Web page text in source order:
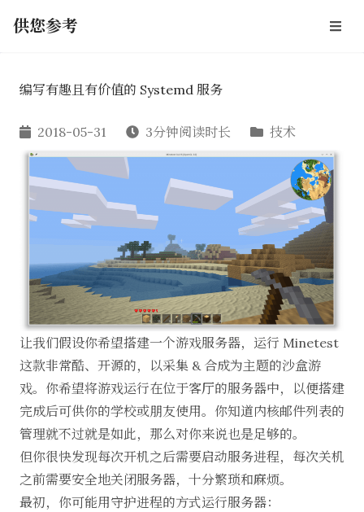
供您参考
编写有趣且有价值的 Systemd 服务
2018-05-31 3分钟阅读时长 技术
让我们假设你希望搭建一个游戏服务器，运行 Minetest
这款非常酷、开源的，以采集 & 合成为主题的沙盒游
戏。你希望将游戏运行在位于客厅的服务器中，以便搭建
完成后可供你的学校或朋友使用。你知道内核邮件列表的
管理就不过就是如此，那么对你来说也是足够的。
但你很快发现每次开机之后需要启动服务进程，每次关机
之前需要安全地关闭服务器，十分繁琐和麻烦。
最初，你可能用守护进程的方式运行服务器：